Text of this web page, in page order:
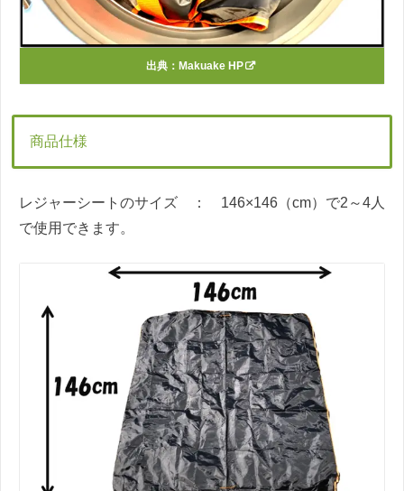
出典： Makuake HP
商品仕様
レジャーシートのサイズ ： 146×146（cm）で2～4人
で使用できます。